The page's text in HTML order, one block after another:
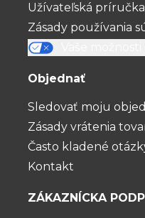
Užívateľská príručka
Zásady používania
Objednať
Sledovať moju
Zásady vrátenia
Často kladené
Kontakt
ZÁKAZNÍCKA